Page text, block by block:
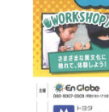
日本語 中国語